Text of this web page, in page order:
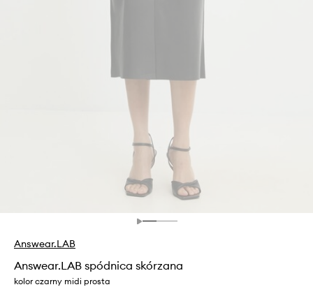
Answear.LAB
Answear.LAB spódnica skórzana
kolor czarny midi prosta